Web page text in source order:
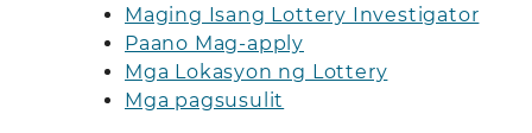
Maging Isang Lottery Investigator
Paano Mag-apply
Mga Lokasyon ng Lottery
Mga pagsusulit